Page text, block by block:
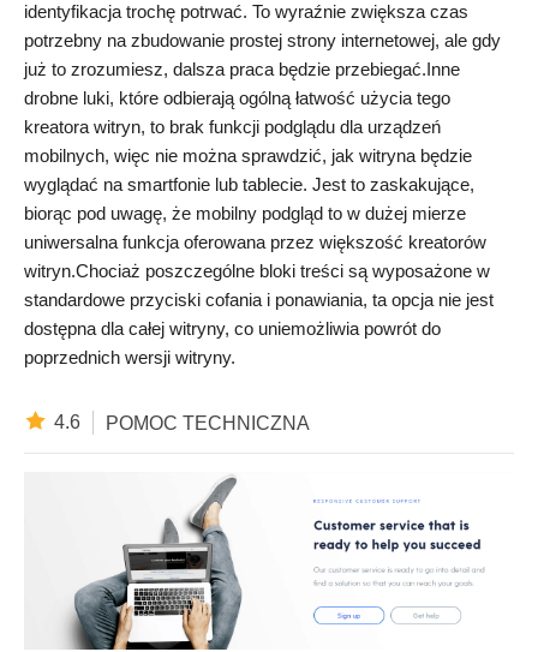
identyfikacja trochę potrwać. To wyraźnie zwiększa czas
potrzebny na zbudowanie prostej strony internetowej, ale gdy
już to zrozumiesz, dalsza praca będzie przebiegać.Inne
drobne luki, które odbierają ogólną łatwość użycia tego
kreatora witryn, to brak funkcji podglądu dla urządzeń
mobilnych, więc nie można sprawdzić, jak witryna będzie
wyglądać na smartfonie lub tablecie. Jest to zaskakujące,
biorąc pod uwagę, że mobilny podgląd to w dużej mierze
uniwersalna funkcja oferowana przez większość kreatorów
witryn.Chociaż poszczególne bloki treści są wyposażone w
standardowe przyciski cofania i ponawiania, ta opcja nie jest
dostępna dla całej witryny, co uniemożliwia powrót do
poprzednich wersji witryny.
4.6 POMOC TECHNICZNA